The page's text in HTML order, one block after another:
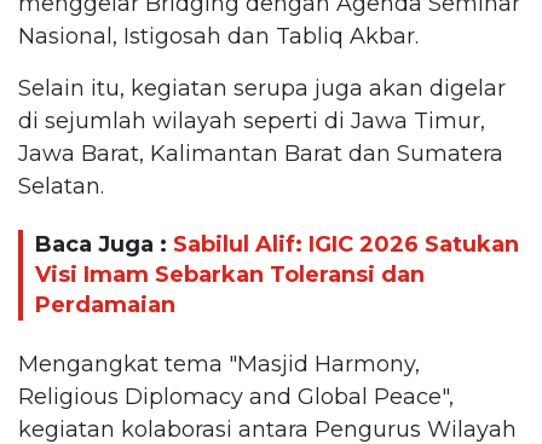
Nasional, Istigosah dan Tabliq Akbar.
Selain itu, kegiatan serupa juga akan digelar
di sejumlah wilayah seperti di Jawa Timur,
Jawa Barat, Kalimantan Barat dan Sumatera
Selatan.
Baca Juga : Sabilul Alif: IGIC 2026 Satukan
Visi Imam Sebarkan Toleransi dan
Perdamaian
Mengangkat tema "Masjid Harmony,
Religious Diplomacy and Global Peace",
kegiatan kolaborasi antara Pengurus Wilayah